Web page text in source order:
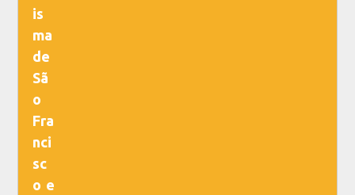
is
ma
de
Sã
o
Fra
nci
sc
o e